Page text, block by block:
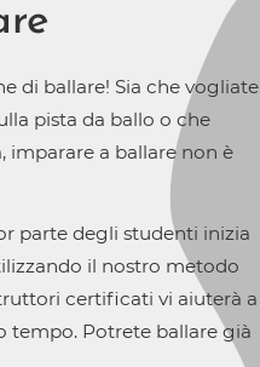
di ballare! Sia che vogliate
pista da ballo o che
imparare a ballare non è
parte degli studenti inizia
il nostro metodo
certificati vi aiuterà a
tempo. Potrete ballare già